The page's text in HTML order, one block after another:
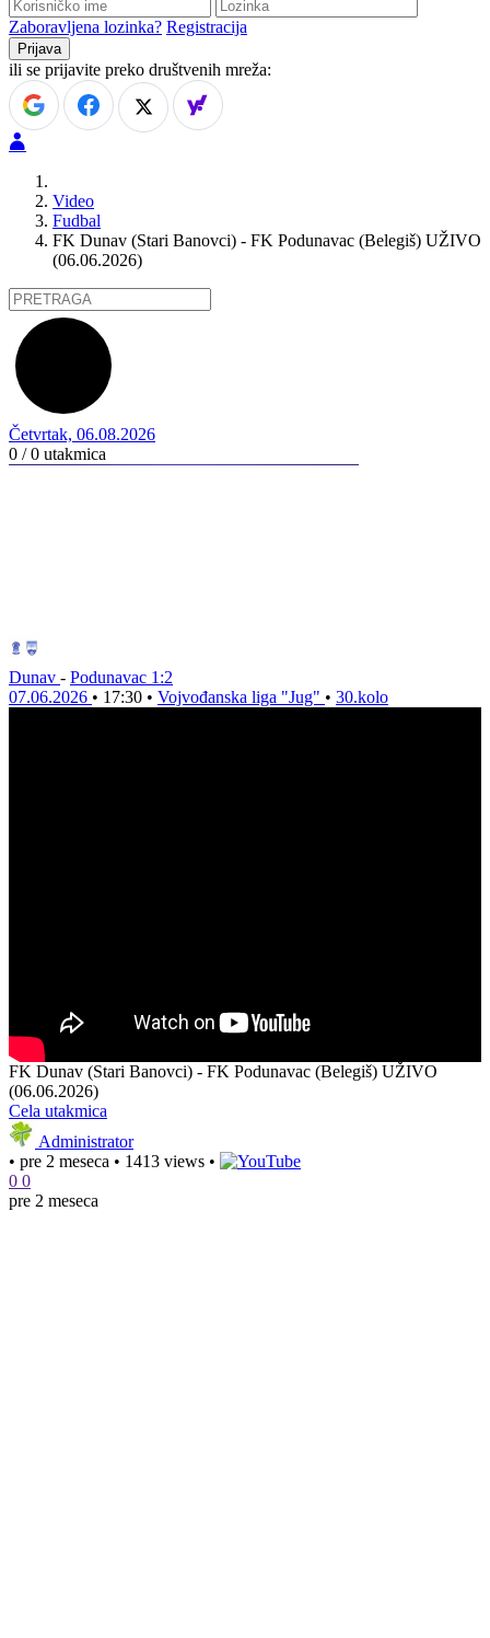
Zaboravljena lozinka? Registracija
ili se prijavite preko društvenih mreža:
Video
Fudbal
FK Dunav (Stari Banovci) - FK Podunavac (Belegiš) UŽIVO
(06.06.2026)
Četvrtak, 06.08.2026
0 / 0 utakmica
Dunav - Podunavac 1:2
07.06.2026 • 17:30 • Vojvođanska liga "Jug" • 30.kolo
FK Dunav (Stari Banovci) - FK Podunavac (Belegiš) UŽIVO
(06.06.2026)
Cela utakmica
Administrator
• pre 2 meseca • 1413 views •
0 0
pre 2 meseca